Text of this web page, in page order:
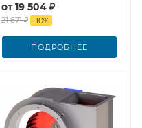
от19 504 ₽
21 671 ₽ -10%
ПОДРОБНЕЕ